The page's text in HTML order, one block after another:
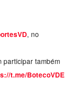
, no
participar também
t.me/BotecoVDE